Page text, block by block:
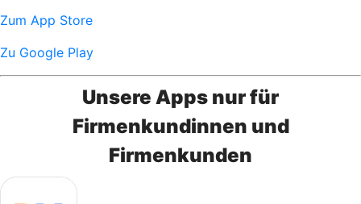
Zum App Store
Zu Google Play
Unsere Apps nur für
Firmenkundinnen und
Firmenkunden